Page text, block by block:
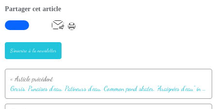
Partager cet article
S'inscrire à la newsletter
Gerris, Punaises d'eau, Patineurs d'eau, Common pond skater, "Araignées d'eau" in copula (Gerris sp) - Lartigau - Milhas - 31